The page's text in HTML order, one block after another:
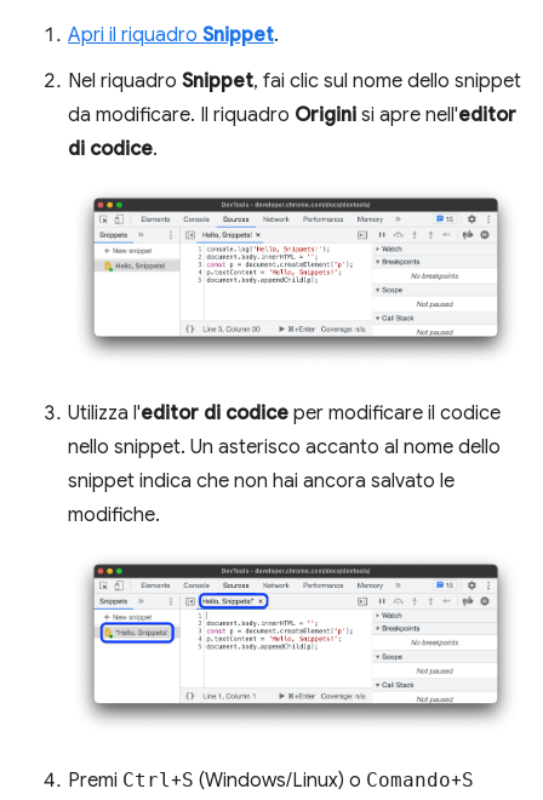
Apri il riquadro Snippet.
Nel riquadro Snippet, fai clic sul nome dello snippet
da modificare. Il riquadro Origini si apre nell'editor
di codice.
Utilizza l'editor di codice per modificare il codice
nello snippet. Un asterisco accanto al nome dello
snippet indica che non hai ancora salvato le
modifiche.
Premi Ctrl +S (Windows/Linux) o Comando+S